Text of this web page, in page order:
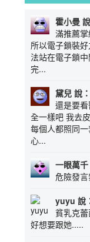
霍小曼
滿推薦
所以電子鎖裝
法站在電子鎖
完...
黛兒 說：
還是要
全一樣吧 我去
每個人都照同
心...
一眼萬千
危險發
yuyu 說
貧乳克
好想要跟她.....